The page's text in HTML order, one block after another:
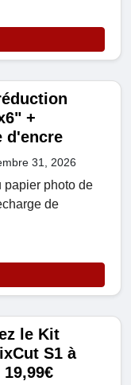
+
d'encre
31, 2026
papier photo de
de
le Kit
S1 à